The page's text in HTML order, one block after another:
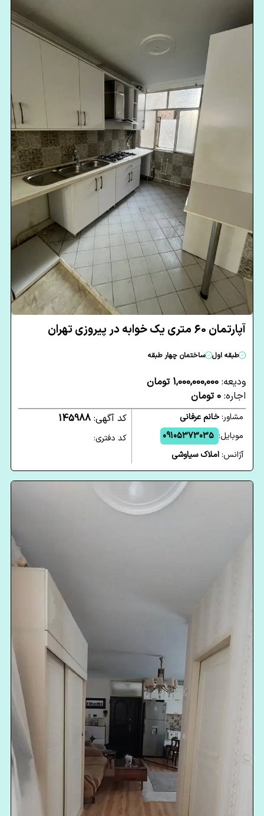
آپارتمان 60 متری یک خوابه در پیروزی تهران
طبقه اول ساختمان چهار طبقه
ودیعه: 1,000,000,000 تومان
اجاره: 0 تومان
مشاور:خانم عرفانی
موبایل: 09105373035
آژانس:املاک سیاوشی
کد آگهی: 145988
کد دفتری: